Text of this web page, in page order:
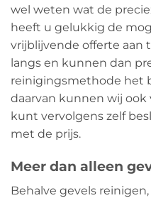
wel weten wat de
heeft u gelukkig de
vrijblijvende offerte aan
langs en kunnen dan
reinigingsmethode het
daarvan kunnen wij ook
kunt vervolgens zelf
met de prijs.
Meer dan alleen
Behalve gevels